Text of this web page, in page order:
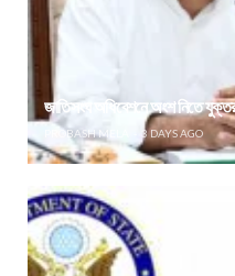
জাতিসংঘ অধিবেশনে অংশ নিতে
PROBASH MELA 3 DAYS AGO